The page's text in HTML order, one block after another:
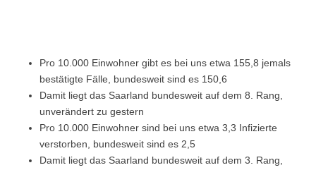
Pro 10.000 Einwohner gibt es bei uns etwa 155,8 jemals
bestätigte Fälle, bundesweit sind es 150,6
Damit liegt das Saarland bundesweit auf dem 8. Rang,
unverändert zu gestern
Pro 10.000 Einwohner sind bei uns etwa 3,3 Infizierte
verstorben, bundesweit sind es 2,5
Damit liegt das Saarland bundesweit auf dem 3. Rang,